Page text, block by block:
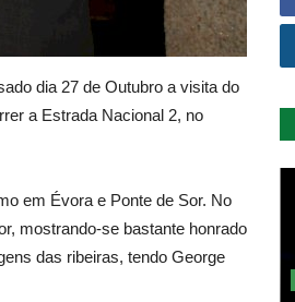
dia 27 de Outubro a visita do
a Estrada Nacional 2, no
em Évora e Ponte de Sor. No
mostrando-se bastante honrado
das ribeiras, tendo George